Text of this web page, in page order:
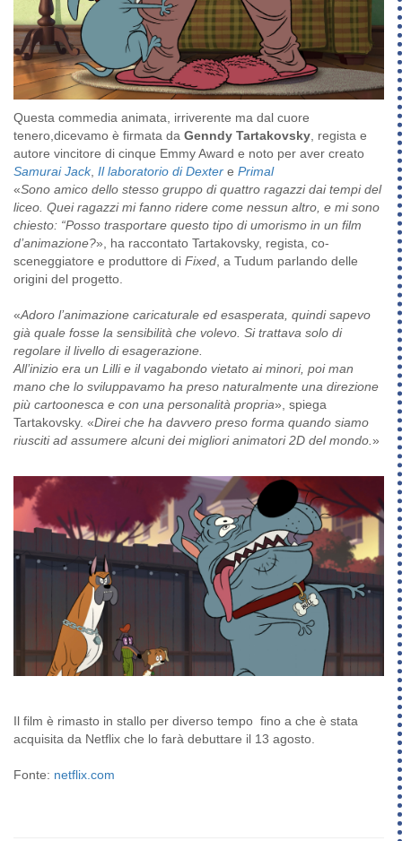
Questa commedia animata, irriverente ma dal cuore
tenero,dicevamo è firmata da Genndy Tartakovsky , regista e
autore vincitore di cinque Emmy Award e noto per aver creato
Samurai Jack, Il laboratorio di Dexter e Primal
«Sono amico dello stesso gruppo di quattro ragazzi dai tempi del
liceo. Quei ragazzi mi fanno ridere come nessun altro, e mi sono
chiesto: “Posso trasportare questo tipo di umorismo in un film
d’animazione?», ha raccontato Tartakovsky, regista, co-
sceneggiatore e produttore di Fixed , a Tudum parlando delle
origini del progetto.
«Adoro l’animazione caricaturale ed esasperata, quindi sapevo
già quale fosse la sensibilità che volevo. Si trattava solo di
regolare il livello di esagerazione.
All’inizio era un Lilli e il vagabondo vietato ai minori, poi man
mano che lo sviluppavamo ha preso naturalmente una direzione
più cartoonesca e con una personalità propria», spiega
Tartakovsky. «Direi che ha davvero preso forma quando siamo
riusciti ad assumere alcuni dei migliori animatori 2D del mondo. »
Il film è rimasto in stallo per diverso tempo fino a che è stata
acquisita da Netflix che lo farà debuttare il 13 agosto.
Fonte: netflix.com